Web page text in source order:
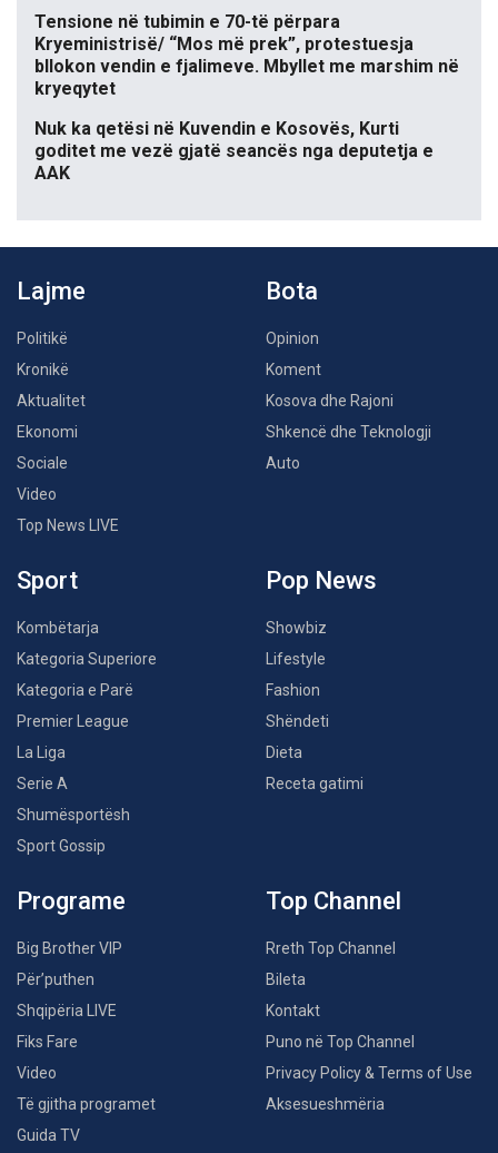
Tensione në tubimin e 70-të përpara
Kryeministrisë/ “Mos më prek”, protestuesja
bllokon vendin e fjalimeve. Mbyllet me marshim në
kryeqytet
Nuk ka qetësi në Kuvendin e Kosovës, Kurti
goditet me vezë gjatë seancës nga deputetja e
AAK
Lajme
Politikë
Kronikë
Aktualitet
Ekonomi
Sociale
Video
Top News LIVE
Bota
Opinion
Koment
Kosova dhe Rajoni
Shkencë dhe Teknologji
Auto
Sport
Kombëtarja
Kategoria Superiore
Kategoria e Parë
Premier League
La Liga
Serie A
Shumësportësh
Sport Gossip
Pop News
Showbiz
Lifestyle
Fashion
Shëndeti
Dieta
Receta gatimi
Programe
Big Brother VIP
Për’puthen
Shqipëria LIVE
Fiks Fare
Video
Të gjitha programet
Guida TV
Top Channel
Rreth Top Channel
Bileta
Kontakt
Puno në Top Channel
Privacy Policy & Terms of Use
Aksesueshmëria